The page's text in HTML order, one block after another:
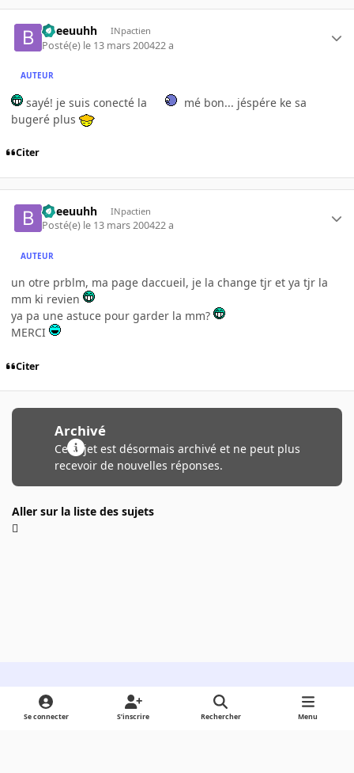
bbeeuuhh INpactien
Posté(e) le 13 mars 200422 a
AUTEUR
sayé! je suis conecté la
mé bon... jéspére ke sa
bugeré plus
Citer
bbeeuuhh INpactien
Posté(e) le 13 mars 200422 a
AUTEUR
un otre prblm, ma page daccueil, je la change tjr et ya tjr la
mm ki revien
ya pa une astuce pour garder la mm?
MERCI
Citer
Archivé
Ce sujet est désormais archivé et ne peut plus
recevoir de nouvelles réponses.
Aller sur la liste des sujets
Light ModeDark ModeSystem Preference
Se connecter S’inscrire Rechercher Menu